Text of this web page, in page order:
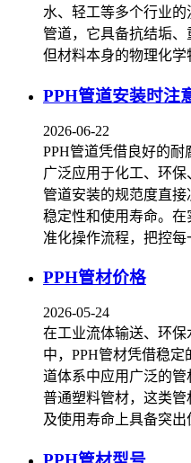
水、轻工等多个行业
管道，它具备抗结垢、
但材料本身的物理化
PPH管道安装时注
2026-06-22
PPH管道凭借良好的耐
广泛应用于化工、环保
管道安装的规范度直
稳定性和使用寿命。
准化操作流程，把控
PPH管材价格
2026-05-24
在工业流体输送、环
中，PPH管材凭借稳
道体系中应用广泛的
普通塑料管材，这类
及使用寿命上具备突